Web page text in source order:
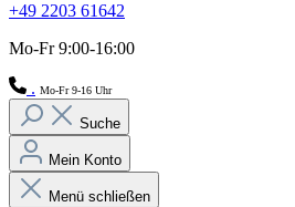
+49 2203 61642
Mo-Fr 9:00-16:00
. Mo-Fr 9-16 Uhr
Suche
Mein Konto
Menü schließen